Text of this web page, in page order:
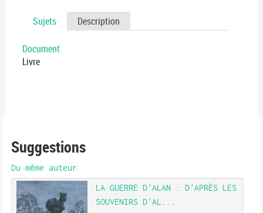
Sujets Description
Document
Livre
Suggestions
Du même auteur
LA GUERRE D'ALAN : D'APRÈS LES
SOUVENIRS D'AL...